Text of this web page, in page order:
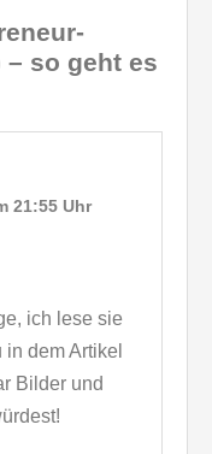
so geht es
21:55 Uhr
ich lese sie
dem Artikel
Bilder und